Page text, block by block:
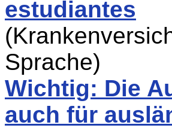
estudiantes
Sprache)
Wichtig: Die
auch für